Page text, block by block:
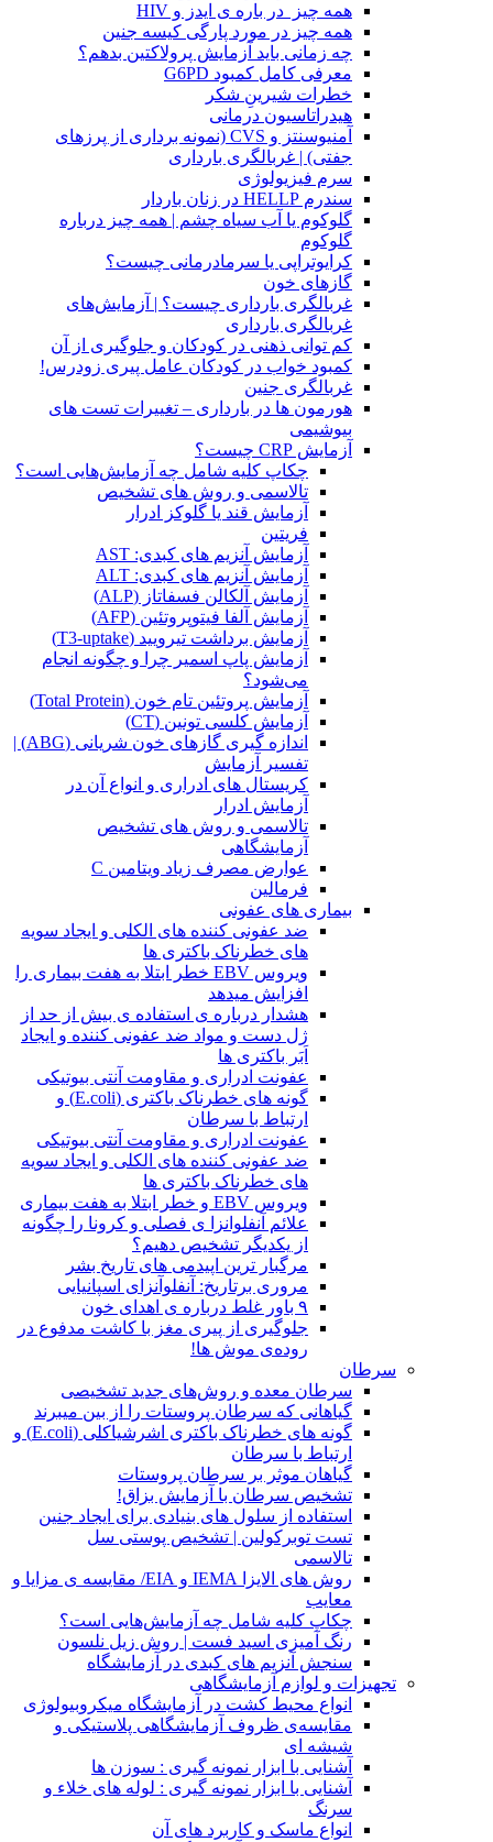
همه چیز در باره ی ایدز و HIV
همه چیز در مورد پارگی کیسه جنین
چه زمانی باید آزمایش پرولاکتین بدهم؟
معرفی کامل کمبود G6PD
خطرات شیرینِ شکر
هیدراتاسیون درمانی
آمنیوسنتز و CVS (نمونه برداری از پرزهای
جفتی) | غربالگری بارداری
سرم فیزیولوژی
سندرم HELLP در زنان باردار
گلوکوم یا آب سیاه چشم | همه چیز درباره
گلوکوم
کرایوتراپی یا سرمادرمانی چیست؟
گازهای خون
غربالگری بارداری چیست؟ | آزمایش‌های
غربالگری بارداری
کم توانی ذهنی در کودکان و جلوگیری از آن
کمبود خواب در کودکان عامل پیری زودرس!
غربالگری جنین
هورمون ها در بارداری – تغییرات تست های
بیوشیمی
آزمایش CRP چیست؟
چکاپ کلیه شامل چه آزمایش‌هایی است؟
تالاسمی و روش های تشخیص
آزمایش قند یا گلوکز ادرار
فریتین
آزمایش آنزیم های کبدی: AST
آزمایش آنزیم های کبدی: ALT
آزمایش آلکالن فسفاتاز (ALP)
آزمایش آلفا فیتوپروتئین (AFP)
آزمایش برداشت تیرویید (T3-uptake)
آزمایش پاپ اسمیر چرا و چگونه انجام
می‌شود؟
آزمایش پروتئین تام خون (Total Protein)
آزمایش کلسی تونین (CT)
اندازه گیری گازهای خون شریانی (ABG) |
تفسیر آزمایش
کریستال ‌های ادراری و انواع آن در
آزمایش ادرار
تالاسمی و روش های تشخیص
آزمایشگاهی
عوارض مصرف زیاد ویتامین C
فرمالین
بیماری های عفونی
ضد عفونی کننده های الکلی و ایجاد سویه
های خطرناک باکتری ها
ویروس EBV خطر ابتلا به هفت بیماری را
افزایش میدهد
هشدار درباره ی استفاده ی بیش از حد از
ژل دست و مواد ضد عفونی کننده و ایجاد
اَبَر باکتری ها
عفونت ادراری و مقاومت آنتی بیوتیکی
گونه های خطرناک باکتری (E.coli) و
ارتباط با سرطان
عفونت ادراری و مقاومت آنتی بیوتیکی
ضد عفونی کننده های الکلی و ایجاد سویه
های خطرناک باکتری ها
ویروس EBV و خطر ابتلا به هفت بیماری
علائم آنفلوانزا ی فصلی و کرونا را چگونه
از یکدیگر تشخیص دهیم؟
مرگبار ترین اپیدمی های تاریخ بشر
مروری برتاریخ: آنفلوآنزای اسپانیایی
۹ باور غلط درباره ی اهدای خون
جلوگیری از پیری مغز با کاشت مدفوع در
روده‌ی موش ها!
سرطان
سرطان معده و روش‌های جدید تشخیصی
گیاهانی که سرطان پروستات را از بین میبرند
گونه های خطرناک باکتری اشرشیاکلی (E.coli) و
ارتباط با سرطان
گیاهان موثر بر سرطان پروستات
تشخیص سرطان با آزمایش بزاق!
استفاده از سلول های بنیادی برای ایجاد جنین
تست توبرکولین | تشخیص پوستی سل
تالاسمی
روش های الایزا IEMA و EIA/ مقایسه ی مزایا و
معایب
چکاپ کلیه شامل چه آزمایش‌هایی است؟
رنگ آمیزی اسید فست | روش زیل نلسون
سنجش آنزیم های کبدی در آزمایشگاه
تجهیزات و لوازم آزمایشگاهی
انواع محیط کشت در آزمایشگاه میکروبیولوژی
مقایسه‌ی ظروف آزمایشگاهی پلاستیکی و
شیشه ای
آشنایی با ابزار نمونه گیری : سوزن ها
آشنایی با ابزار نمونه گیری : لوله های خلاء و
سرنگ
انواع ماسک و کاربرد های آن